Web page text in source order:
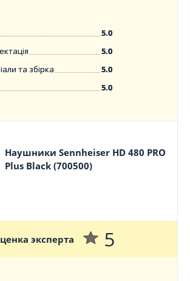
5.0
5.0
та збірка
5.0
5.0
Наушники Sennheiser HD 480 PRO
Plus Black (700500)
эксперта 5